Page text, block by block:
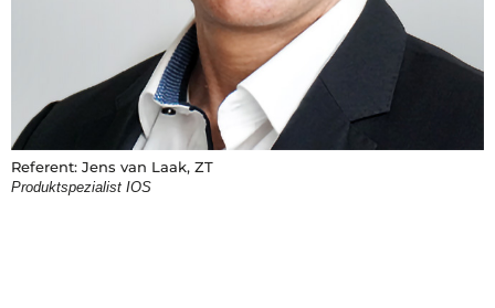
Referent: Jens van Laak, ZT
Produktspezialist IOS